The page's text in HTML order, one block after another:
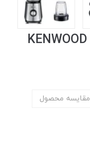
مقایسه محصول